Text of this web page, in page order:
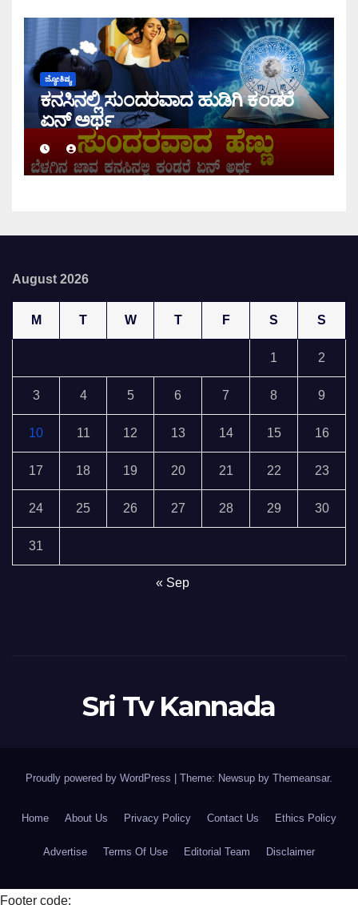
ಜ್ಯೋತಿಷ್ಯ
ಕನಸಿನಲ್ಲಿ ಸುಂದರವಾದ ಹುಡಿಗಿ ಕಂಡರೆ
ಏನ್ ಅರ್ಥ
August 2026
M T W T F S S
1 2
3 4 5 6 7 8 9
10 11 12 13 14 15 16
17 18 19 20 21 22 23
24 25 26 27 28 29 30
31
« Sep
Sri Tv Kannada
Proudly powered by WordPress Theme: Newsup by Themeansar.
Home About Us Privacy Policy Contact Us Ethics Policy
Advertise Terms Of Use Editorial Team Disclaimer
Footer code: